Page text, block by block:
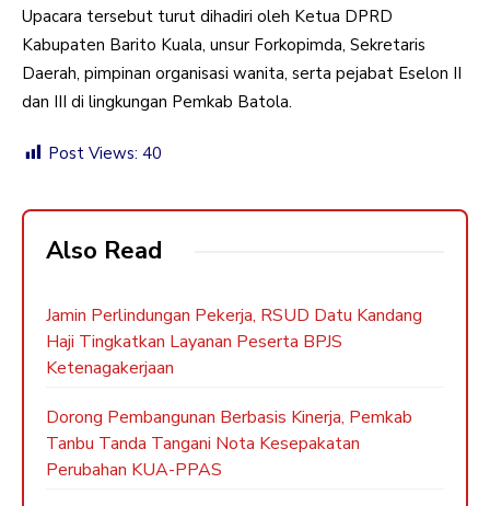
Upacara tersebut turut dihadiri oleh Ketua DPRD
Kabupaten Barito Kuala, unsur Forkopimda, Sekretaris
Daerah, pimpinan organisasi wanita, serta pejabat Eselon II
dan III di lingkungan Pemkab Batola.
Post Views: 40
Also Read
Jamin Perlindungan Pekerja, RSUD Datu Kandang
Haji Tingkatkan Layanan Peserta BPJS
Ketenagakerjaan
Dorong Pembangunan Berbasis Kinerja, Pemkab
Tanbu Tanda Tangani Nota Kesepakatan
Perubahan KUA-PPAS